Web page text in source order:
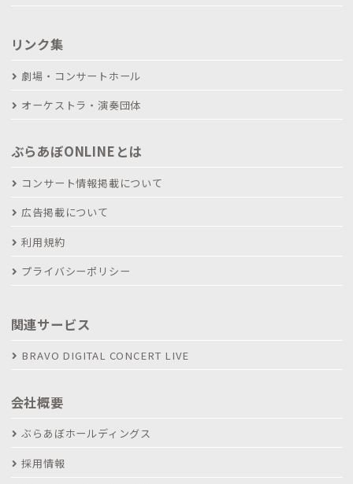
リンク集
劇場・コンサートホール
オーケストラ・演奏団体
ぶらあぼONLINEとは
コンサート情報掲載について
広告掲載について
利用規約
プライバシーポリシー
関連サービス
BRAVO DIGITAL CONCERT LIVE
会社概要
ぶらあぼホールディングス
採用情報